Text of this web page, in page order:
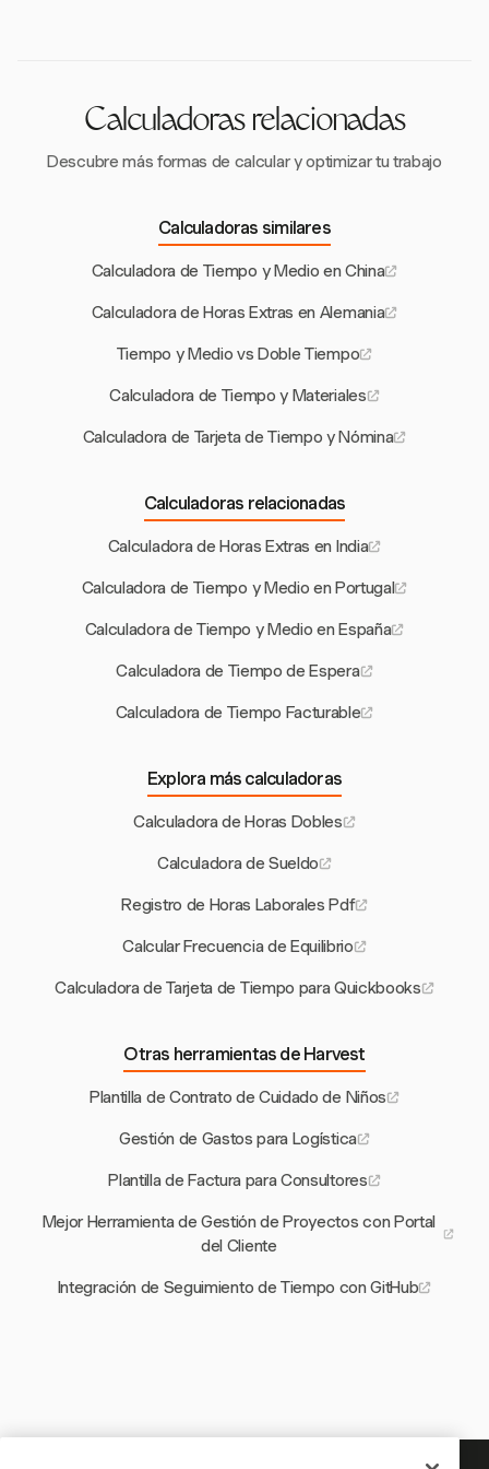
Calculadoras relacionadas
Descubre más formas de calcular y optimizar tu trabajo
Calculadoras similares
Calculadora de Tiempo y Medio en China
Calculadora de Horas Extras en Alemania
Tiempo y Medio vs Doble Tiempo
Calculadora de Tiempo y Materiales
Calculadora de Tarjeta de Tiempo y Nómina
Calculadoras relacionadas
Calculadora de Horas Extras en India
Calculadora de Tiempo y Medio en Portugal
Calculadora de Tiempo y Medio en España
Calculadora de Tiempo de Espera
Calculadora de Tiempo Facturable
Explora más calculadoras
Calculadora de Horas Dobles
Calculadora de Sueldo
Registro de Horas Laborales Pdf
Calcular Frecuencia de Equilibrio
Calculadora de Tarjeta de Tiempo para Quickbooks
Otras herramientas de Harvest
Plantilla de Contrato de Cuidado de Niños
Gestión de Gastos para Logística
Plantilla de Factura para Consultores
Mejor Herramienta de Gestión de Proyectos con Portal
del Cliente
Integración de Seguimiento de Tiempo con GitHub